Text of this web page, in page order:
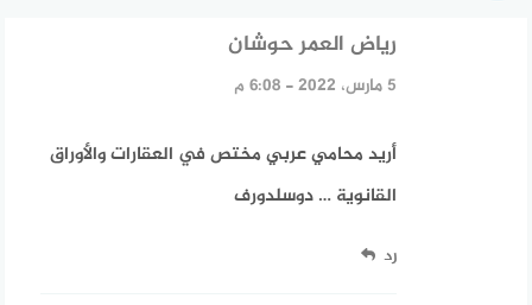
رياض العمر حوشان
5 مارس، 2022 - 6:08 م
أريد محامي عربي مختص في العقارات والأوراق
القانوية … دوسلدورف
رد